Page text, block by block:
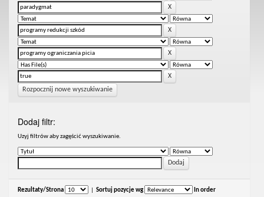
Rozpocznij nowe wyszukiwanie
Dodaj filtr:
Uzyj filtrów aby zagęścić wyszukiwanie.
Rezultaty/Strona Sortuj pozycje wg In order